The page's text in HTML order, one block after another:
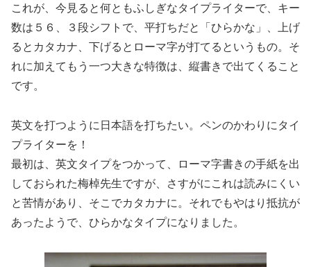
これが、今見ると何ともふしぎなタイプライターで、キー
数は５６、３段シフトで、平打ちだと「ひらかな」、上げ
るとカタカナ、下げるとローマ字が打てるというもの。そ
れに加えてもう一つ大きな特徴は、縦書きで出てくること
です。
英文を打つように日本語を打ちたい。ペンのかわりにタイ
プライターを！
最初は、英文タイプをつかって、ローマ字書きの手紙を出
しておられた梅棹先生ですが、さすがにこれは読みにくい
と苦情があり、そこでカタカナに。それでもやはり抵抗が
あったようで、ひらかなタイプになりました。